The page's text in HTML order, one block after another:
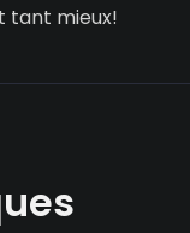
tant mieux!